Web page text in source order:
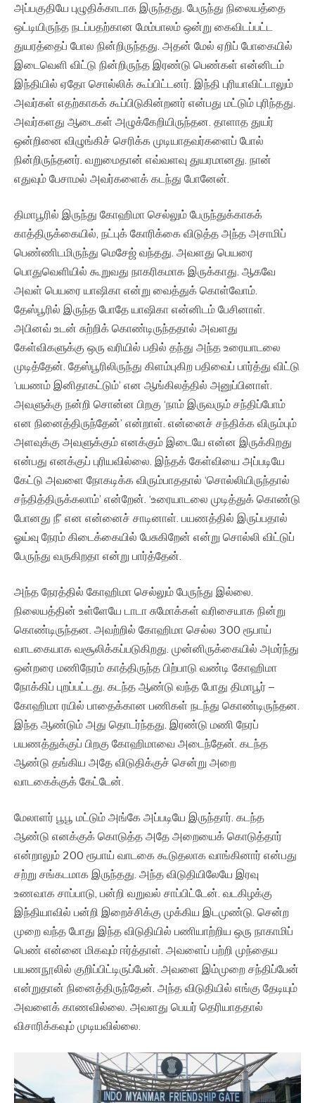
அப்பகுதியே புழுதிக்காடாக இருந்தது. பேருந்து நிலையத்தை
ஒட்டியிருந்த நடப்பதற்கான மேம்பாலம் ஒன்று கைவிடப்பட்ட
துயரத்தைப் போல நின்றிருந்தது. அதன் மேல் ஏறிப் போகையில்
இடைவெளி விட்டு நின்றிருந்த இரண்டு பெண்கள் என்னிடம்
இந்தியில் ஏதோ சொல்லிக் கூப்பிட்டனர். இந்தி புரியாவிட்டாலும்
அவர்கள் எதற்காகக் கூப்பிடுகின்றனர் என்பது மட்டும் புரிந்தது.
அவர்களது ஆடைகள் அழுக்கேறியிருந்தன. தாளாத துயர்
ஒன்றினை விழுங்கிச் செரிக்க முடியாதவர்களைப் போல்
நின்றிருந்தனர். வறுமைதான் எவ்வளவு துயரமானது. நான்
எதுவும் பேசாமல் அவர்களைக் கடந்து போனேன்.
திமாபூரில் இருந்து கோஹிமா செல்லும் பேருந்துக்காகக்
காத்திருக்கையில், நட்புக் கோரிக்கை விடுத்த அந்த அசாமிப்
பெண்ணிடமிருந்து மெசேஜ் வந்தது. அவளது பெயரை
பொதுவெளியில் கூறுவது நாகரிகமாக இருக்காது. ஆகவே
அவள் பெயரை யாஷிகா என்று வைத்துக் கொள்வோம்.
தேஸ்பூரில் இருந்த போதே யாஷிகா என்னிடம் பேசினாள்.
அபினவ் உடன் சுற்றிக் கொண்டிருந்ததால் அவளது
கேள்விகளுக்கு ஒரு வரியில் பதில் தந்து அந்த உரையாடலை
முடித்தேன். தேஸ்பூரிலிருந்து கிளம்புகிற பதிவைப் பார்த்து விட்டு
‘பயணம் இனிதாகட்டும்’ என ஆங்கிலத்தில் அனுப்பினாள்.
அவளுக்கு நன்றி சொன்ன பிறகு ‘நாம் இருவரும் சந்திப்போம்
என நினைத்திருந்தேன்’ என்றாள். என்னைச் சந்திக்க விரும்பும்
அளவுக்கு அவளுக்கும் எனக்கும் இடையே என்ன இருக்கிறது
என்பது எனக்குப் புரியவில்லை. இந்தக் கேள்வியை அப்படியே
கேட்டு அவளை நோகடிக்க விரும்பாததால் ‘சொல்லியிருந்தால்
சந்தித்திருக்கலாம்’ என்றேன். ‘உரையாடலை முடித்துக் கொண்டு
போனது நீ’ என என்னைச் சாடினாள். பயணத்தில் இருப்பதால்
ஓய்வு நேரம் கிடைக்கையில் பேசுகிறேன் என்று சொல்லி விட்டுப்
பேருந்து வருகிறதா என்று பார்த்தேன்.
அந்த நேரத்தில் கோஹிமா செல்லும் பேருந்து இல்லை.
நிலையத்தின் உள்ளேயே டாடா சுமோக்கள் வரிசையாக நின்று
கொண்டிருந்தன. அவற்றில் கோஹிமா செல்ல 300 ரூபாய்
வாடகையாக வசூலிக்கப்படுகிறது. முன்னிருக்கையில் அமர்ந்து
ஒன்றரை மணிநேரம் காத்திருந்த பிற்பாடு வண்டி கோஹிமா
நோக்கிப் புறப்பட்டது. கடந்த ஆண்டு வந்த போது திமாபூர் –
கோஹிமா ரயில் பாதைக்கான பணிகள் நடந்து கொண்டிருந்தன.
இந்த ஆண்டும் அது தொடர்ந்தது. இரண்டு மணி நேரப்
பயணத்துக்குப் பிறகு கோஹிமாவை அடைந்தேன். கடந்த
ஆண்டு தங்கிய அதே விடுதிக்குச் சென்று அறை
வாடகைக்குக் கேட்டேன்.
மேலாளர் பூபூ மட்டும் அங்கே அப்படியே இருந்தார். கடந்த
ஆண்டு எனக்குக் கொடுத்த அதே அறையைக் கொடுத்தார்
என்றாலும் 200 ரூபாய் வாடகை கூடுதலாக வாங்கினார் என்பது
சற்று சங்கடமாக இருந்தது. அந்த விடுதியிலேயே இரவு
உணவாக சாப்பாடு, பன்றி வறுவல் சாப்பிட்டேன். வடகிழக்கு
இந்தியாவில் பன்றி இறைச்சிக்கு முக்கிய இடமுண்டு. சென்ற
முறை வந்த போது இந்த விடுதியில் பணியாற்றிய ஒரு நாகாமிப்
பெண் என்னை மிகவும் ஈர்த்தாள். அவளைப் பற்றி முந்தைய
பயணநூலில் குறிப்பிட்டிருப்பேன். அவளை இம்முறை சந்திப்பேன்
என்றுதான் நினைத்திருந்தேன். அந்த விடுதியில் எங்கு தேடியும்
அவளைக் காணவில்லை. அவளது பெயர் தெரியாததால்
விசாரிக்கவும் முடியவில்லை.